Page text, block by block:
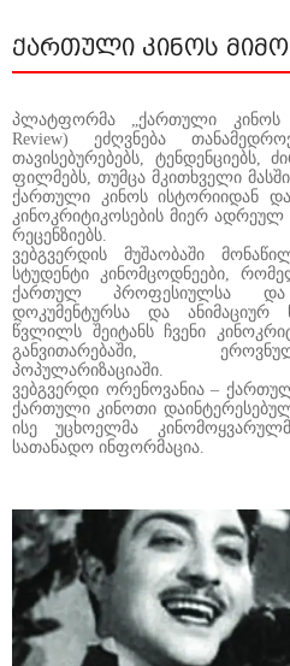
ქართული კინოს
პლატფორმა „ქართული კინოს
Review) ეძღვნება
თავისებურებებს, ტენდენციებს,
ფილმებს, თუმცა მკითხველი
ქართული კინოს ისტორიიდან
კინოკრიტიკოსების მიერ
რეცენზიებს.
ვებგვერდის მუშაობაში
სტუდენტი კინომცოდნეები,
ქართულ პროფესიულსა და
დოკუმენტურსა და ანიმაციურ
წვლილს შეიტანს ჩვენი
განვითარებაში,
პოპულარიზაციაში.
ვებგვერდი ორენოვანია –
ქართული კინოთი
ისე უცხოელმა
სათანადო ინფორმაცია.